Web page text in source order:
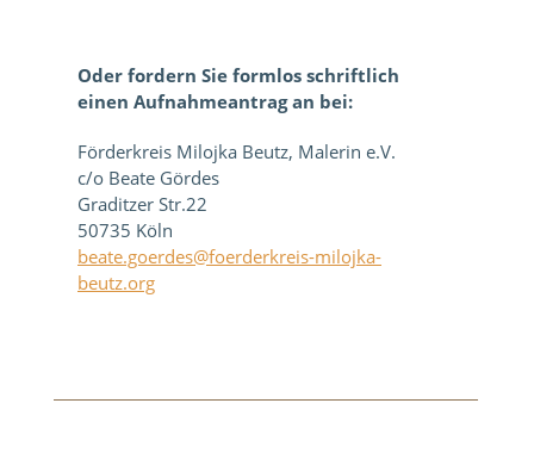
Oder fordern Sie formlos schriftlich
einen Aufnahmeantrag an bei:
Förderkreis Milojka Beutz, Malerin e.V.
c/o Beate Gördes
Graditzer Str.22
50735 Köln
beate.goerdes@foerderkreis-milojka-
beutz.org